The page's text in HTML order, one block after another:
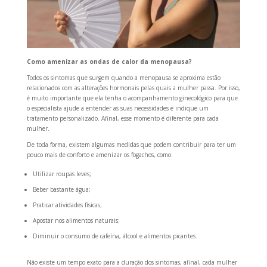
Como amenizar as ondas de calor da menopausa?
Todos os sintomas que surgem quando a menopausa se aproxima estão
relacionados com as alterações hormonais pelas quais a mulher passa. Por isso,
é muito importante que ela tenha o acompanhamento ginecológico para que
o especialista ajude a entender as suas necessidades e indique um
tratamento personalizado. Afinal, esse momento é diferente para cada
mulher.
De toda forma, existem algumas medidas que podem contribuir para ter um
pouco mais de conforto e amenizar os fogachos, como:
Utilizar roupas leves;
Beber bastante água;
Praticar atividades físicas;
Apostar nos alimentos naturais;
Diminuir o consumo de cafeína, álcool e alimentos picantes.
Não existe um tempo exato para a duração dos sintomas, afinal, cada mulher